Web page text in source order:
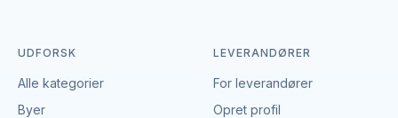
UDFORSK
Alle kategorier
Byer
LEVERANDØRER
For leverandører
Opret profil